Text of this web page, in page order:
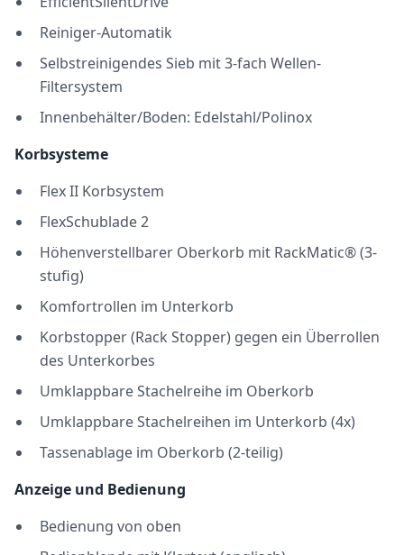
Reiniger-Automatik
Selbstreinigendes Sieb mit 3-fach Wellen-
Filtersystem
Innenbehälter/Boden: Edelstahl/Polinox
Korbsysteme
Flex II Korbsystem
FlexSchublade 2
Höhenverstellbarer Oberkorb mit RackMatic® (3-
stufig)
Komfortrollen im Unterkorb
Korbstopper (Rack Stopper) gegen ein Überrollen
des Unterkorbes
Umklappbare Stachelreihe im Oberkorb
Umklappbare Stachelreihen im Unterkorb (4x)
Tassenablage im Oberkorb (2-teilig)
Anzeige und Bedienung
Bedienung von oben